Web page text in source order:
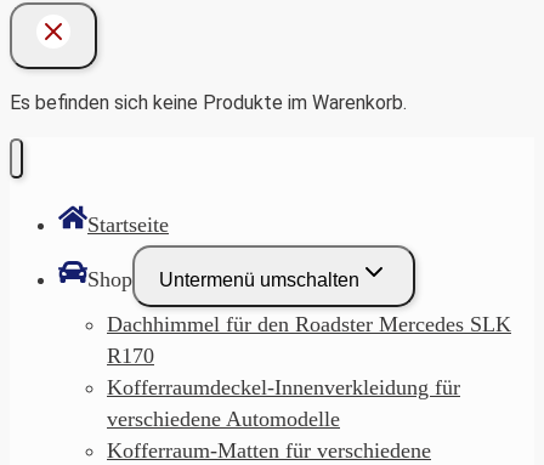
Es befinden sich keine Produkte im Warenkorb.
Startseite
Shop Untermenü umschalten
Dachhimmel für den Roadster Mercedes SLK
R170
Kofferraumdeckel-Innenverkleidung für
verschiedene Automodelle
Kofferraum-Matten für verschiedene